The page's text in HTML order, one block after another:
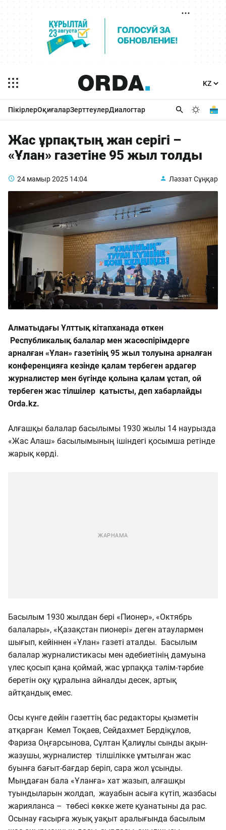
ПікірлерОқиғаларЗерттеулерДиалогтар
Жас ұрпақтың жан серігі –
«Ұлан» газетіне 95 жыл толды
24 мамыр 2025 14:04 Ләззат Сұңқар
Алматыдағы Ұлттық кітапханада өткен
Республикалық балалар мен жасөспірімдерге
арналған «Ұлан» газетінің 95 жыл толуына арналған
конференцияға кезінде қалам тербеген ардагер
журналистер мен бүгінде қолына қалам ұстап, ой
тербеген жас тілшілер қатысты, деп хабарлайды
Orda.kz.
Алғашқы балалар басылымы 1930 жылы 14 наурызда
«Жас Алаш» басылымының ішіндегі қосымша ретінде
жарық көрді.
Басылым 1930 жылдан бері «Пионер», «Октябрь
балалары», «Қазақстан пионері» деген атаулармен
шығып, кейіннен «Ұлан» газеті аталды. Басылым
балалар журналистикасы мен әдебиетінің дамуына
үлес қосып қана қоймай, жас ұрпаққа тәлім-тәрбие
беретін оқу құралына айналды десек, артық
айтқандық емес.
Осы күнге дейін газеттің бас редакторы қызметін
атқарған Кемел Тоқаев, Сейдахмет Бердіқұлов,
Фариза Оңғарсынова, Сұлтан Қалиұлы сынды ақын-
жазушы, журналистер тілшілікке ұмтылған жас
буынға бағыт-бағдар беріп, сара жол ұсынды.
Мыңдаған бала «Ұланға» хат жазып, алғашқы
туындыларын жолдап, жауабын асыға күтіп, жазбасы
жарияланса – төбесі көкке жете қуанатыны да рас.
Осынау ғасырға жуық уақыт аралығында басылым